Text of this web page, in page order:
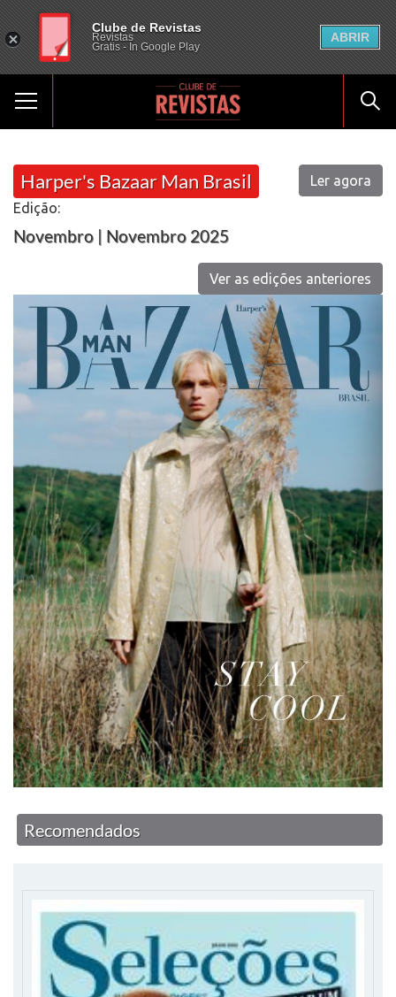
Harper's Bazaar Man Brasil
Edição:
Novembro | Novembro 2025
Ler agora
Ver as edições anteriores
Recomendados
Clube de Revistas
Revistas
Gratis - In Google Play
ABRIR